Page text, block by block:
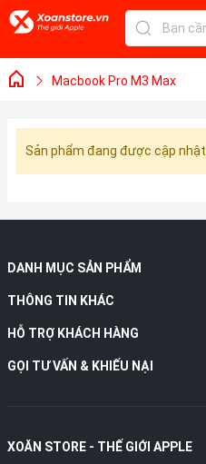
Macbook Pro M3 Max
Sản phẩm đang được cập nhật.
DANH MỤC SẢN PHẨM
THÔNG TIN KHÁC
HỖ TRỢ KHÁCH HÀNG
GỌI TƯ VẤN & KHIẾU NẠI
XOĂN STORE - THẾ GIỚI APPLE